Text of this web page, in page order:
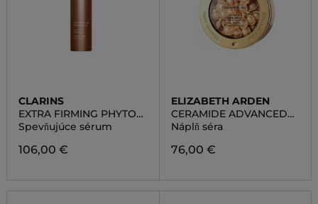
CLARINS
EXTRA FIRMING PHYTO
SERUM
Spevňujúce sérum
106,00 €
ELIZABETH ARDEN
CERAMIDE ADVANCED
DAILY RESTORING
SERUM REFILL
Náplň séra
76,00 €